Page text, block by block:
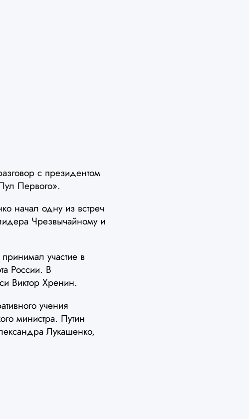
с президентом
Первого».
начал одну из встреч
Чрезвычайному и
участие в
России. В
Виктор Хренин.
учения
министра. Путин
Лукашенко,